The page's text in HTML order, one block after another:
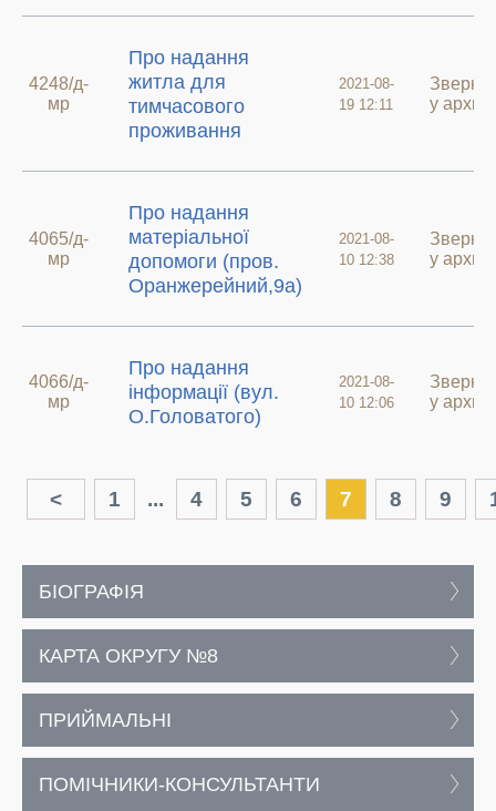
4248/д-
мр
Про надання
житла для
тимчасового
проживання
2021-08-
19 12:11
у архиві
4065/д-
мр
Про надання
матеріальної
допомоги (пров.
Оранжерейний,9а)
2021-08-
10 12:38
у архиві
4066/д-
мр
Про надання
інформації (вул.
О.Головатого)
2021-08-
10 12:06
у архиві
< 1 ... 4 5 6 7 8 9
БІОГРАФІЯ
КАРТА ОКРУГУ №8
ПРИЙМАЛЬНІ
ПОМІЧНИКИ-КОНСУЛЬТАНТИ